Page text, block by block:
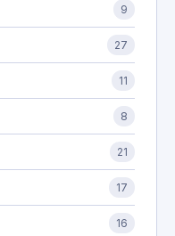
9
27
11
8
21
17
16